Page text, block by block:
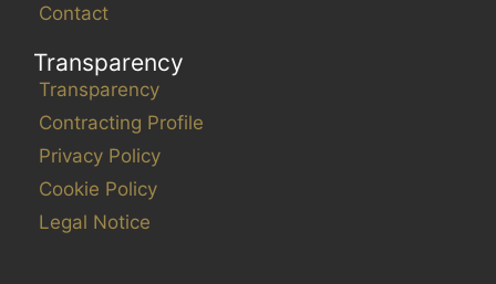
Contact
Transparency
Transparency
Contracting Profile
Privacy Policy
Cookie Policy
Legal Notice